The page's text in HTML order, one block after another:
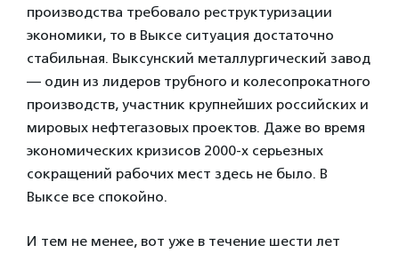
производства требовало реструктуризации
экономики, то в Выксе ситуация достаточно
стабильная. Выксунский металлургический завод
— один из лидеров трубного и колесопрокатного
производств, участник крупнейших российских и
мировых нефтегазовых проектов. Даже во время
экономических кризисов 2000-х серьезных
сокращений рабочих мест здесь не было. В
Выксе все спокойно.
И тем не менее, вот уже в течение шести лет